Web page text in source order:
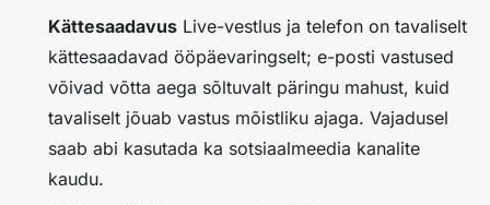
Kättesaadavus Live-vestlus ja telefon on tavaliselt
kättesaadavad ööpäevaringselt; e-posti vastused
võivad võtta aega sõltuvalt päringu mahust, kuid
tavaliselt jõuab vastus mõistliku ajaga. Vajadusel
saab abi kasutada ka sotsiaalmeedia kanalite
kaudu.